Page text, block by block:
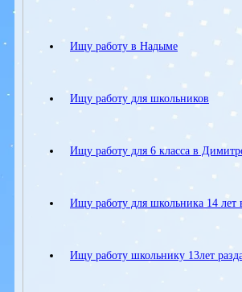
Ищу работу в Надыме
Ищу работу для школьников
Ищу работу для 6 класса в
Ищу работу для школьника 14 лет
Ищу работу школьнику 13лет